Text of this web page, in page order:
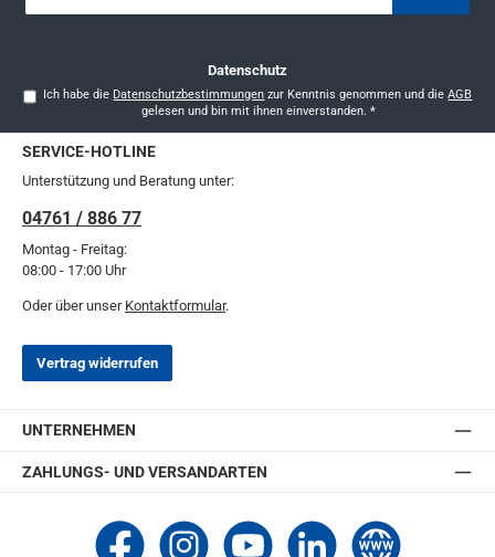
Datenschutz
Ich habe die Datenschutzbestimmungen zur Kenntnis genommen und dieAGB
gelesen und bin mit ihnen einverstanden. *
SERVICE-HOTLINE
Unterstützung und Beratung unter:
04761 / 886 77
Montag - Freitag:
08:00 - 17:00 Uhr
Oder über unser Kontaktformular.
Vertrag widerrufen
UNTERNEHMEN
ZAHLUNGS- UND VERSANDARTEN
Thomashilfen bei Facebook
Thomashilfen bei Instagram
Thomashilfen bei YouTube
Thomashilfen bei LinkedIn
Zur Website von